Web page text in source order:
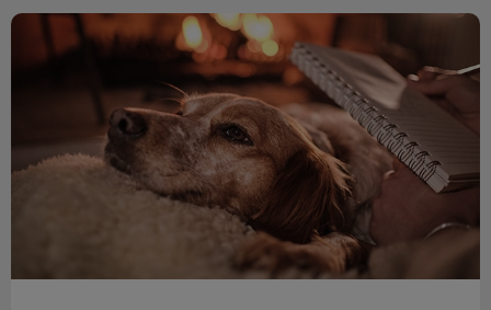
Vuurwerkangst bij hond of kat